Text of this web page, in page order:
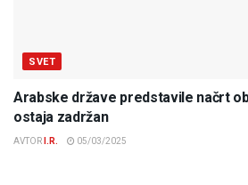
SVET
Arabske države predstavile načrt
ostaja zadržan
AVTOR I.R. 05/03/2025